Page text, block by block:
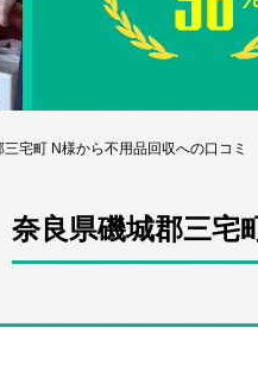
宅町 N様から不用品回収への口コミ
奈良県磯城郡三宅